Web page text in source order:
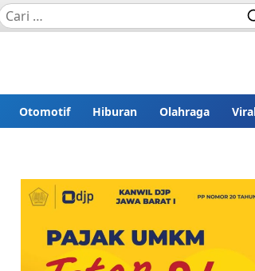
Otomotif Hiburan Olahraga